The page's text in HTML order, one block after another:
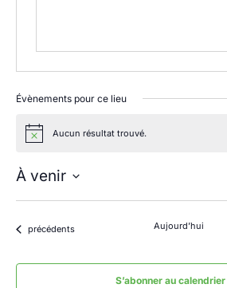
Évènements pour ce lieu
Notice Aucun résultat trouvé.
À venir
une
Évènements
précédents Aujourd’hui
S’abonner au calendrier